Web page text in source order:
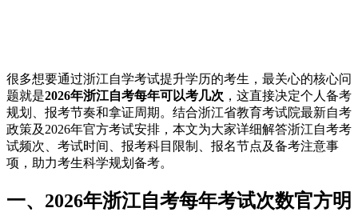
很多想要通过浙江自学考试提升学历的考生，最关心的核心问
题就是2026年浙江自考每年可以考几次 ，这直接决定个人备考
规划、报考节奏和拿证周期。结合浙江省教育考试院最新自考
政策及2026年官方考试安排，本文为大家详细解答浙江自考考
试频次、考试时间、报考科目限制、报名节点及备考注意事
项，助力考生科学规划备考。
一、2026年浙江自考每年考试次数官方明